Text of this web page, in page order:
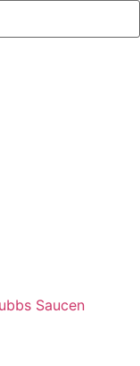
Saucen